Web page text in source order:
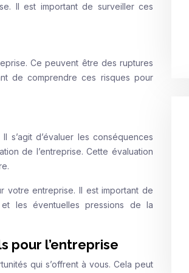
Il est important de surveiller ces
Ce peuvent être des ruptures
de comprendre ces risques pour
s’agit d’évaluer les conséquences
de l’entreprise. Cette évaluation
votre entreprise. Il est important de
et les éventuelles pressions de la
pour l’entreprise
qui s’offrent à vous. Cela peut